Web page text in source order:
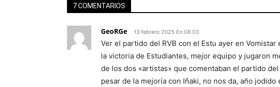
7 COMENTARIOS
GeoRGe 13 febrero 2025 En 08:03
Ver el partido del RVB con el Estu ayer en
la victoria de Estudiantes, mejor equipo y jugaron
de los dos «artistas» que comentaban el partido
pesar de la mejoría con Iñaki, no nos da, año jodido